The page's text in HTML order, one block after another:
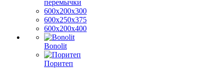
перемычки
600х200х300
600х250х375
600х200х400
Bonolit
Поритеп